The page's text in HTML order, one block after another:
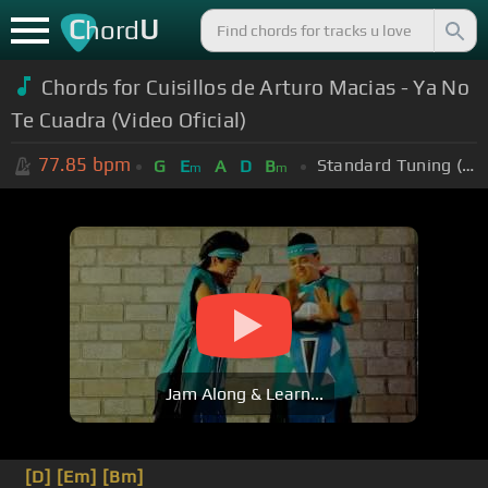
ChordU
Chords for Cuisillos de Arturo Macias - Ya No
Te Cuadra (Video Oficial)
77.85 bpm G Em A D Bm Standard Tuning (EADGBE)
Jam Along & Learn...
[D] [Em] [Bm]